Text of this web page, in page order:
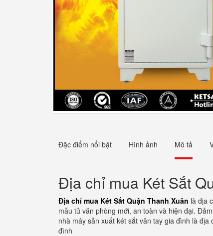
Đặc điểm nổi bật Hình ảnh Mô tả
Địa chỉ mua Két Sắt
Địa chỉ mua Két Sắt Quận Thanh Xuân là địa
mẫu tủ văn phòng mới, an toàn và hiện đại.
nhà máy sản xuất két sắt vân tay gia đình là
đình